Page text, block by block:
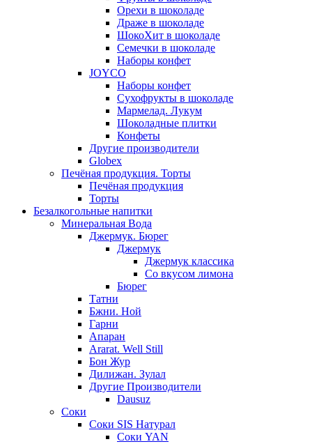
Орехи в шоколаде
Драже в шоколаде
ШокоХит в шоколаде
Семечки в шоколаде
Наборы конфет
JOYCO
Наборы конфет
Сухофрукты в шоколаде
Мармелад. Лукум
Шоколадные плитки
Конфеты
Другие производители
Globex
Печёная продукция. Торты
Печёная продукция
Торты
Безалкогольные напитки
Минеральная Вода
Джермук. Бюрег
Джермук
Джермук классика
Со вкусом лимона
Бюрег
Татни
Бжни. Ной
Гарни
Апаран
Ararat. Well Still
Бон Жур
Дилижан. Зулал
Другие Производители
Dausuz
Соки
Соки SIS Натурал
Соки YAN